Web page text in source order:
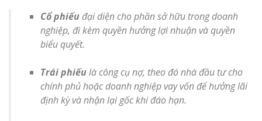
Cổ phiếuđại diện cho phần sở hữu trong doanh
nghiệp, đi kèm quyền hưởng lợi nhuận và quyền
biểu quyết.
Trái phiếulà công cụ nợ, theo đó nhà đầu tư cho
chính phủ hoặc doanh nghiệp vay vốn để hưởng lãi
định kỳ và nhận lại gốc khi đáo hạn.